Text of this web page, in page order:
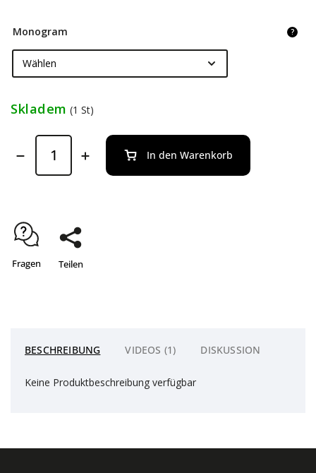
Monogram ?
Skladem (1 St)
In den Warenkorb
Fragen Teilen
BESCHREIBUNG VIDEOS (1) DISKUSSION
Keine Produktbeschreibung verfügbar